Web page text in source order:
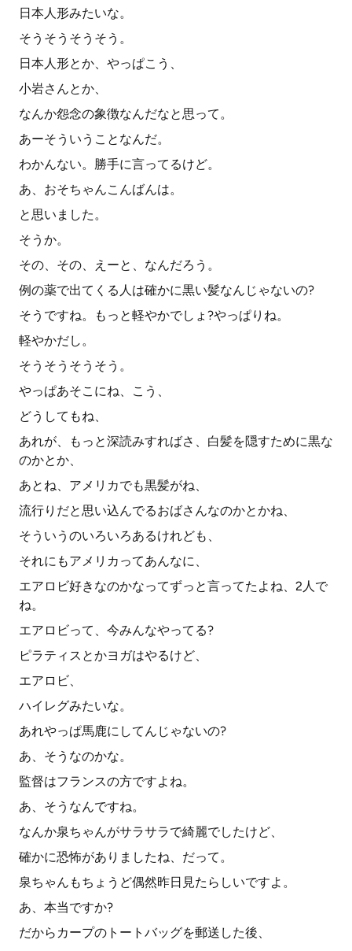
日本人形みたいな。
そうそうそうそう。
日本人形とか、やっぱこう、
小岩さんとか、
なんか怨念の象徴なんだなと思って。
あーそういうことなんだ。
わかんない。勝手に言ってるけど。
あ、おそちゃんこんばんは。
と思いました。
そうか。
その、その、えーと、なんだろう。
例の薬で出てくる人は確かに黒い髪なんじゃないの?
そうですね。もっと軽やかでしょ?やっぱりね。
軽やかだし。
そうそうそうそう。
やっぱあそこにね、こう、
どうしてもね、
あれが、もっと深読みすればさ、白髪を隠すために黒な
のかとか、
あとね、アメリカでも黒髪がね、
流行りだと思い込んでるおばさんなのかとかね、
そういうのいろいろあるけれども、
それにもアメリカってあんなに、
エアロビ好きなのかなってずっと言ってたよね、2人で
ね。
エアロビって、今みんなやってる?
ピラティスとかヨガはやるけど、
エアロビ、
ハイレグみたいな。
あれやっぱ馬鹿にしてんじゃないの?
あ、そうなのかな。
監督はフランスの方ですよね。
あ、そうなんですね。
なんか泉ちゃんがサラサラで綺麗でしたけど、
確かに恐怖がありましたね、だって。
泉ちゃんもちょうど偶然昨日見たらしいですよ。
あ、本当ですか?
だからカープのトートバッグを郵送した後、